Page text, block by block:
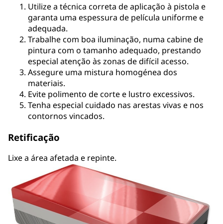
Utilize a técnica correta de aplicação à pistola e
garanta uma espessura de película uniforme e
adequada.
Trabalhe com boa iluminação, numa cabine de
pintura com o tamanho adequado, prestando
especial atenção às zonas de difícil acesso.
Assegure uma mistura homogénea dos
materiais.
Evite polimento de corte e lustro excessivos.
Tenha especial cuidado nas arestas vivas e nos
contornos vincados.
Retificação
Lixe a área afetada e repinte.